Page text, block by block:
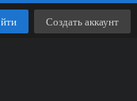
Создать аккаунт